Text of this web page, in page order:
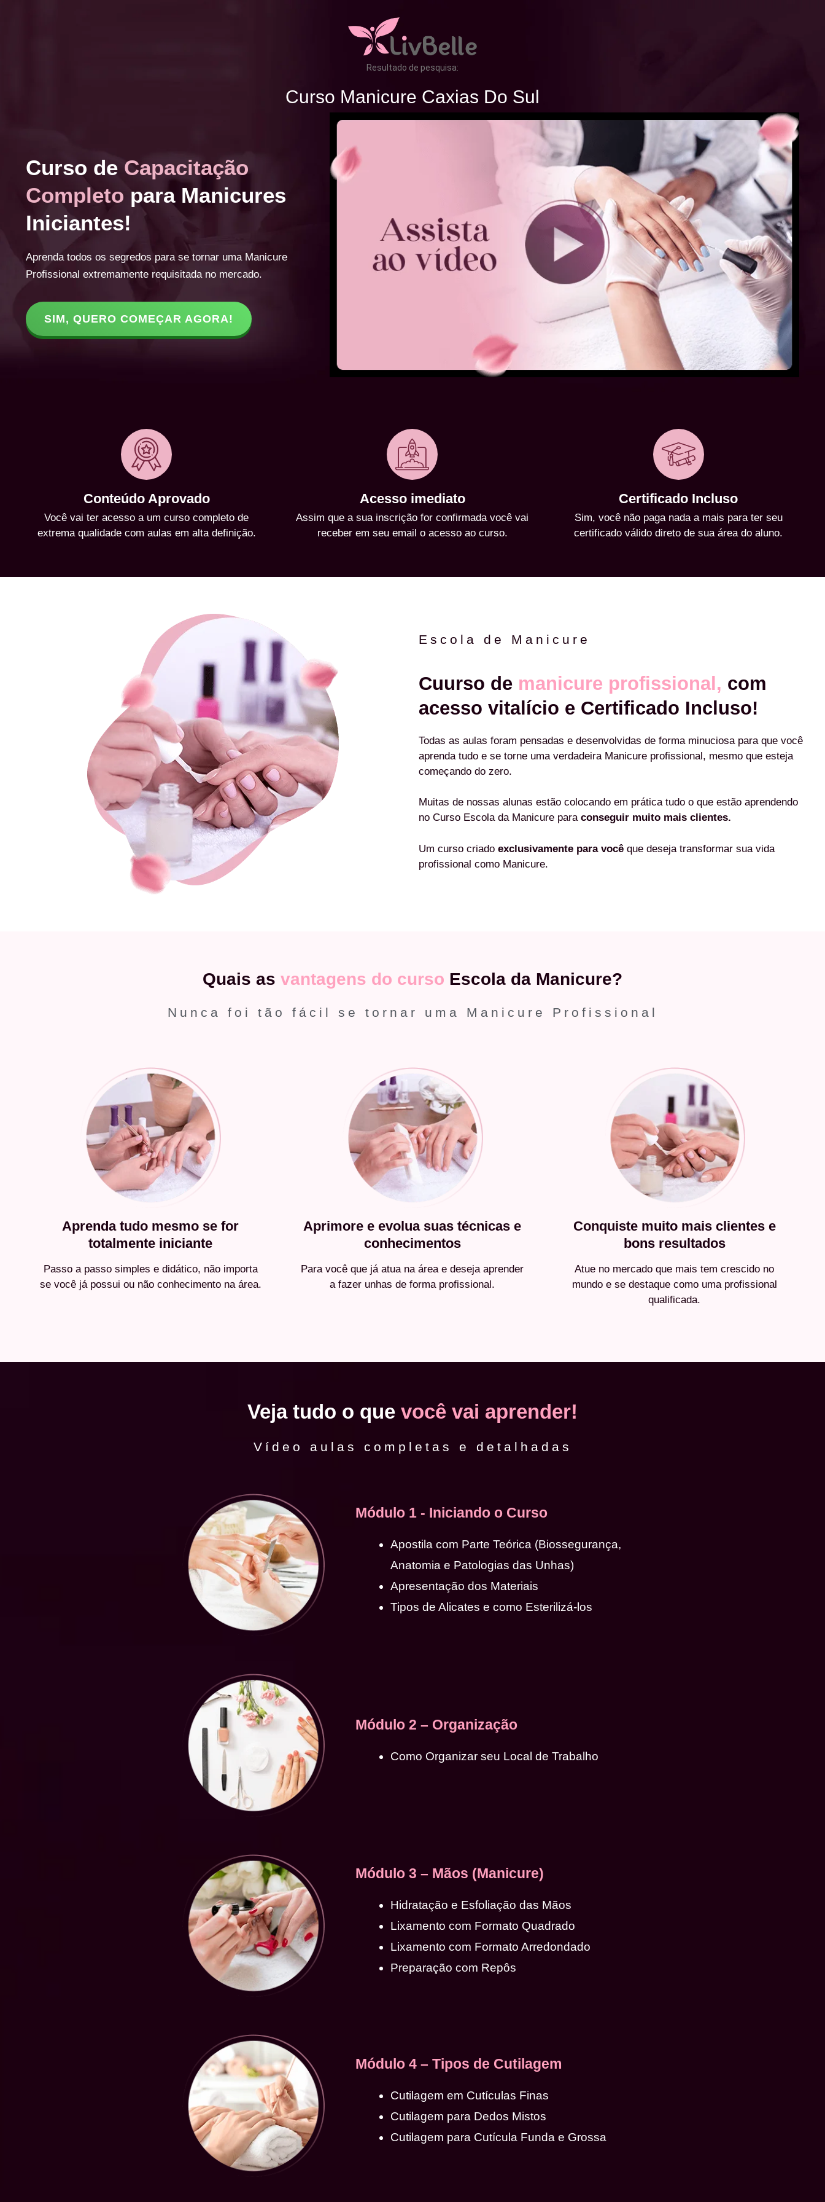
Resultado de pesquisa:
Curso Manicure Caxias Do Sul
Curso de Capacitação
Completo para Manicures
Iniciantes!
Aprenda todos os segredos para se tornar uma Manicure
Profissional extremamente requisitada no mercado.
SIM, QUERO COMEÇAR AGORA!
Conteúdo Aprovado
Você vai ter acesso a um curso completo de
extrema qualidade com aulas em alta definição.
Acesso imediato
Assim que a sua inscrição for confirmada você vai
receber em seu email o acesso ao curso.
Certificado Incluso
Sim, você não paga nada a mais para ter seu
certificado válido direto de sua área do aluno.
Escola de Manicure
Cuurso de manicure profissional, com
acesso vitalício e Certificado Incluso!
Todas as aulas foram pensadas e desenvolvidas de forma minuciosa para que você
aprenda tudo e se torne uma verdadeira Manicure profissional, mesmo que esteja
começando do zero.
Muitas de nossas alunas estão colocando em prática tudo o que estão aprendendo
no Curso Escola da Manicure para conseguir muito mais clientes.
Um curso criado exclusivamente para você que deseja transformar sua vida
profissional como Manicure.
Quais as vantagens do curso Escola da Manicure?
Nunca foi tão fácil se tornar uma Manicure Profissional
Aprenda tudo mesmo se for
totalmente iniciante
Passo a passo simples e didático, não importa
se você já possui ou não conhecimento na área.
Aprimore e evolua suas técnicas e
conhecimentos
Para você que já atua na área e deseja aprender
a fazer unhas de forma profissional.
Conquiste muito mais clientes e
bons resultados
Atue no mercado que mais tem crescido no
mundo e se destaque como uma profissional
qualificada.
Veja tudo o que você vai aprender!
Vídeo aulas completas e detalhadas
Módulo 1 - Iniciando o Curso
Apostila com Parte Teórica (Biossegurança,
Anatomia e Patologias das Unhas)
Apresentação dos Materiais
Tipos de Alicates e como Esterilizá-los
Módulo 2 – Organização
Como Organizar seu Local de Trabalho
Módulo 3 – Mãos (Manicure)
Hidratação e Esfoliação das Mãos
Lixamento com Formato Quadrado
Lixamento com Formato Arredondado
Preparação com Repôs
Módulo 4 – Tipos de Cutilagem
Cutilagem em Cutículas Finas
Cutilagem para Dedos Mistos
Cutilagem para Cutícula Funda e Grossa